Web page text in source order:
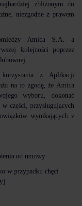
zbliżonym do
niezgodne z prawem
Amica S.A. a
kolejności poprzez
z Aplikacji
na to zgodę, że Amica
wyboru, dokonać
części, przysługujących
wynikających z
od umowy
w przypadku chęci